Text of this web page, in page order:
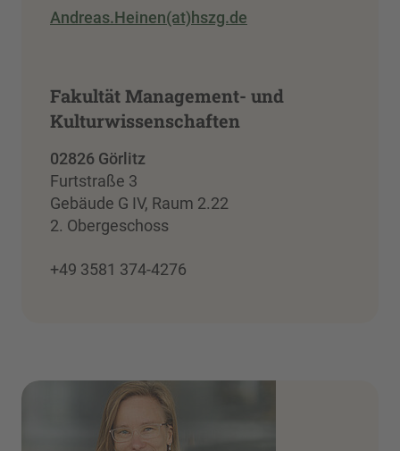
Andreas.Heinen(at)hszg.de
Fakultät Management- und
Kulturwissenschaften
02826 Görlitz
Furtstraße 3
Gebäude G IV, Raum 2.22
2. Obergeschoss
+49 3581 374-4276